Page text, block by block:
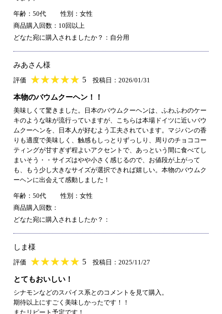
年齢：50代
性別：女性
商品購入回数：10回以上
どなた宛に購入されましたか？：自分用
みあさん様
評価 ★★★★★
★★★★★ 5 投稿日：2026/01/31
本物のバウムクーヘン！！
美味しくて驚きました。日本のバウムクーヘンは、ふわふわのケー
キのような味が流行っていますが、こちらは本場ドイツに近いバウ
ムクーヘンを、日本人が好むよう工夫されています。マジパンの香
りも適度で美味しく、触感もしっとりずっしり、周りのチョココー
ティングが甘すぎず程よいアクセントで、あっという間に食べてし
まいそう・・サイズはやや小さく感じるので、お値段が上がって
も、もう少し大きなサイズが選択できれば嬉しい。本物のバウムク
ーヘンに出会えて感動しました！
年齢：50代
性別：女性
商品購入回数：
どなた宛に購入されましたか？：
しま様
評価 ★★★★★
★★★★★ 5 投稿日：2025/11/27
とてもおいしい！
シナモンなどのスパイス系とのコメントを見て購入。
期待以上にすごく美味しかったです！！
またリピート予定です！